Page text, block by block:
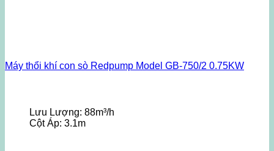
Máy thổi khí con sò Redpump Model GB-750/2 0.75KW
Lưu Lượng: 88m³/h
Cột Áp: 3.1m